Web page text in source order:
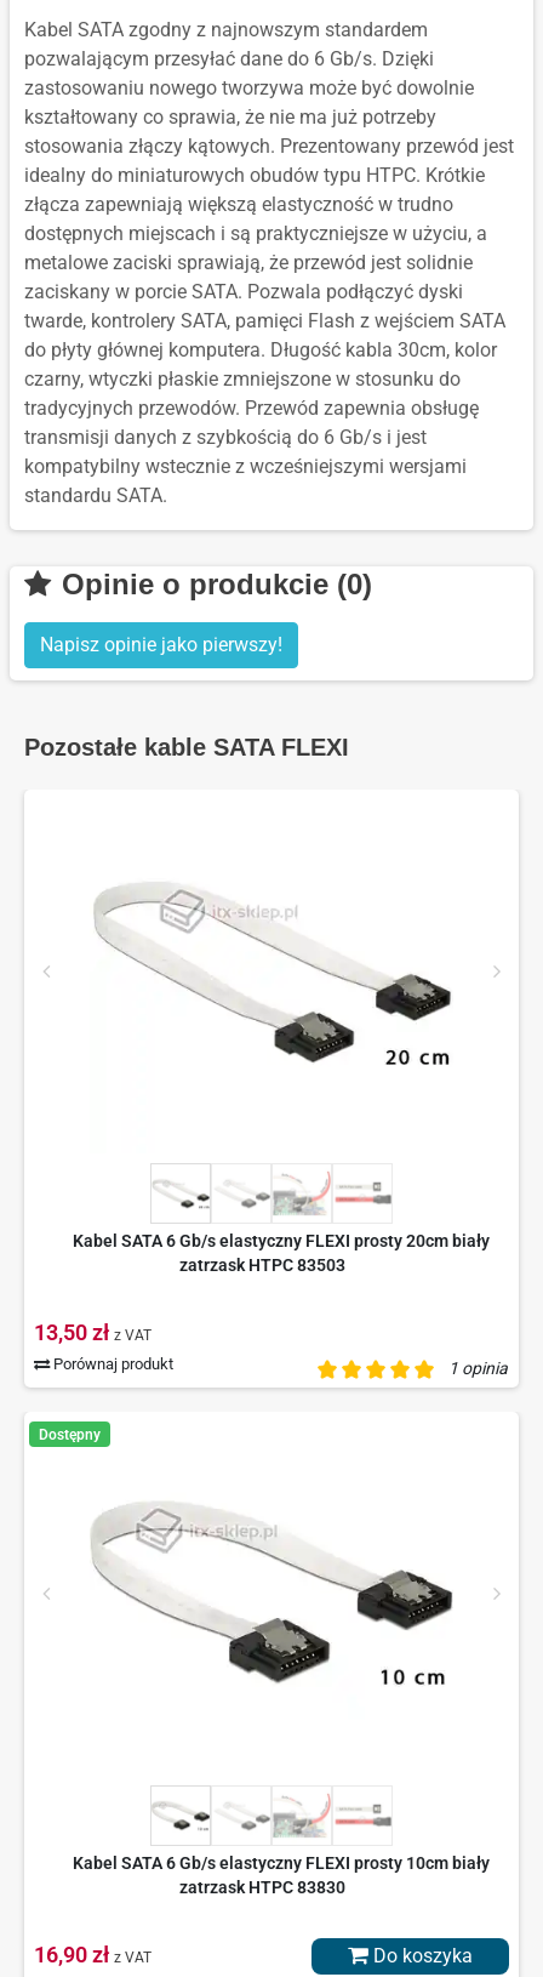
Kabel SATA zgodny z najnowszym standardem
pozwalającym przesyłać dane do 6 Gb/s. Dzięki
zastosowaniu nowego tworzywa może być dowolnie
kształtowany co sprawia, że nie ma już potrzeby
stosowania złączy kątowych. Prezentowany przewód jest
idealny do miniaturowych obudów typu HTPC. Krótkie
złącza zapewniają większą elastyczność w trudno
dostępnych miejscach i są praktyczniejsze w użyciu, a
metalowe zaciski sprawiają, że przewód jest solidnie
zaciskany w porcie SATA. Pozwala podłączyć dyski
twarde, kontrolery SATA, pamięci Flash z wejściem SATA
do płyty głównej komputera. Długość kabla 30cm, kolor
czarny, wtyczki płaskie zmniejszone w stosunku do
tradycyjnych przewodów. Przewód zapewnia obsługę
transmisji danych z szybkością do 6 Gb/s i jest
kompatybilny wstecznie z wcześniejszymi wersjami
standardu SATA.
Opinie o produkcie (0)
Napisz opinie jako pierwszy!
Pozostałe kable SATA FLEXI
1 opinia
Kabel SATA 6 Gb/s elastyczny FLEXI prosty 20cm biały
zatrzask HTPC 83503
13,50 zł z VAT
Porównaj produkt
Dostępny
Kabel SATA 6 Gb/s elastyczny FLEXI prosty 10cm biały
zatrzask HTPC 83830
16,90 zł z VAT Do koszyka